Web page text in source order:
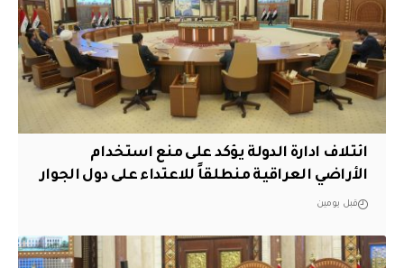
ائتلاف ادارة الدولة يؤكد على منع استخدام
الأراضي العراقية منطلقاً للاعتداء على دول الجوار
قبل يومين